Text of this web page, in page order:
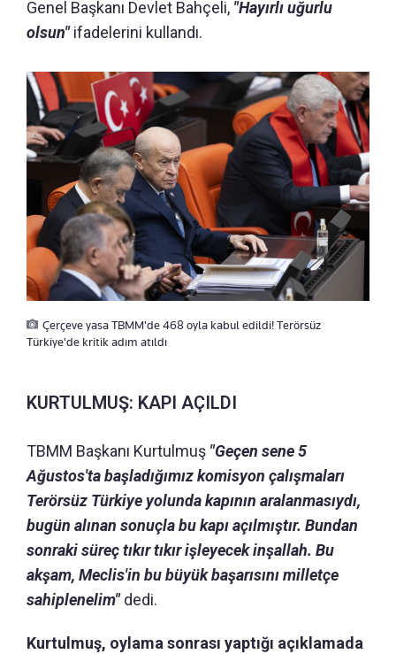
Genel Başkanı Devlet Bahçeli, "Hayırlı uğurlu
olsun"ifadelerini kullandı.
Çerçeve yasa TBMM'de 468 oyla kabul edildi! Terörsüz
Türkiye'de kritik adım atıldı
KURTULMUŞ: KAPI AÇILDI
TBMM Başkanı Kurtulmuş "Geçen sene 5
Ağustos'ta başladığımız komisyon çalışmaları
Terörsüz Türkiye yolunda kapının aralanmasıydı,
bugün alınan sonuçla bu kapı açılmıştır. Bundan
sonraki süreç tıkır tıkır işleyecek inşallah. Bu
akşam, Meclis'in bu büyük başarısını milletçe
sahiplenelim"dedi.
Kurtulmuş, oylama sonrası yaptığı açıklamada